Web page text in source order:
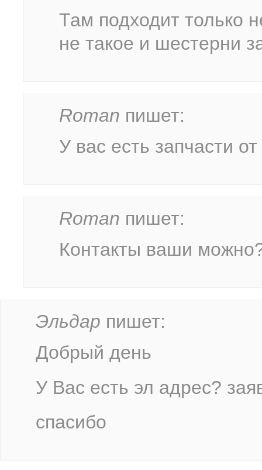
Там подходит только
не такое и шестерни
Roman пишет:
У вас есть запчасти
Roman пишет:
Контакты ваши
Эльдар пишет:
Добрый день
У Вас есть эл адрес?
спасибо